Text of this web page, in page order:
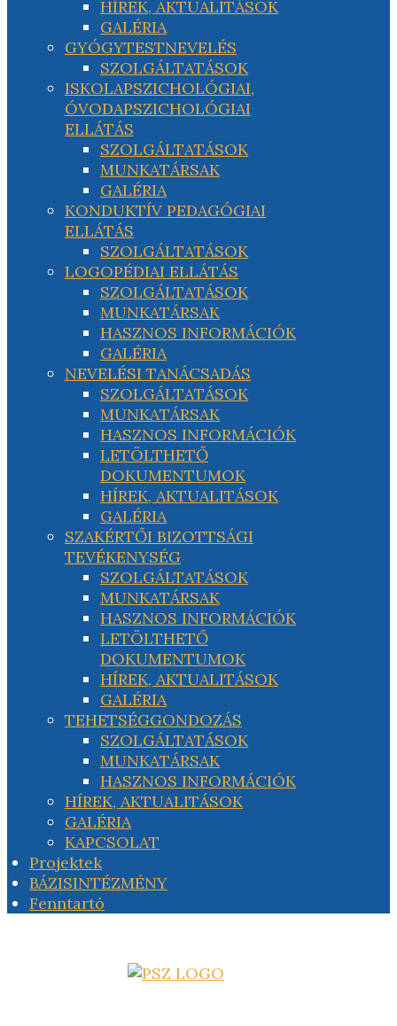
HÍREK, AKTUALITÁSOK
GALÉRIA
GYÓGYTESTNEVELÉS
SZOLGÁLTATÁSOK
ISKOLAPSZICHOLÓGIAI,
ÓVODAPSZICHOLÓGIAI
ELLÁTÁS
SZOLGÁLTATÁSOK
MUNKATÁRSAK
GALÉRIA
KONDUKTÍV PEDAGÓGIAI
ELLÁTÁS
SZOLGÁLTATÁSOK
LOGOPÉDIAI ELLÁTÁS
SZOLGÁLTATÁSOK
MUNKATÁRSAK
HASZNOS INFORMÁCIÓK
GALÉRIA
NEVELÉSI TANÁCSADÁS
SZOLGÁLTATÁSOK
MUNKATÁRSAK
HASZNOS INFORMÁCIÓK
LETÖLTHETŐ
DOKUMENTUMOK
HÍREK, AKTUALITÁSOK
GALÉRIA
SZAKÉRTŐI BIZOTTSÁGI
TEVÉKENYSÉG
SZOLGÁLTATÁSOK
MUNKATÁRSAK
HASZNOS INFORMÁCIÓK
LETÖLTHETŐ
DOKUMENTUMOK
HÍREK, AKTUALITÁSOK
GALÉRIA
TEHETSÉGGONDOZÁS
SZOLGÁLTATÁSOK
MUNKATÁRSAK
HASZNOS INFORMÁCIÓK
HÍREK, AKTUALITÁSOK
GALÉRIA
KAPCSOLAT
Projektek
BÁZISINTÉZMÉNY
Fenntartó